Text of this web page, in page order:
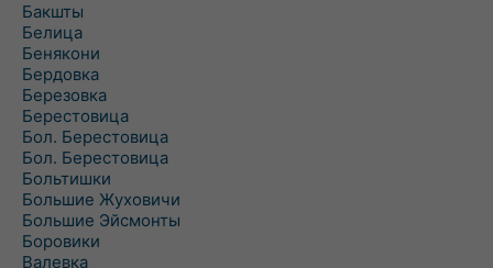
Бакшты
Белица
Бенякони
Бердовка
Березовка
Берестовица
Бол. Берестовица
Бол. Берестовица
Больтишки
Большие Жуховичи
Большие Эйсмонты
Боровики
Валевка